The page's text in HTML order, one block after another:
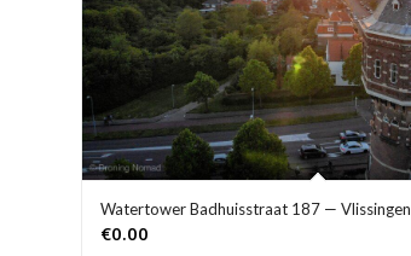
Watertower Badhuisstraat 187 — Vlissingen
€0.00